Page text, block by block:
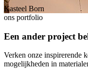
Kasteel Born
ons portfolio
Een ander project
Verken onze inspirerende
mogelijkheden in